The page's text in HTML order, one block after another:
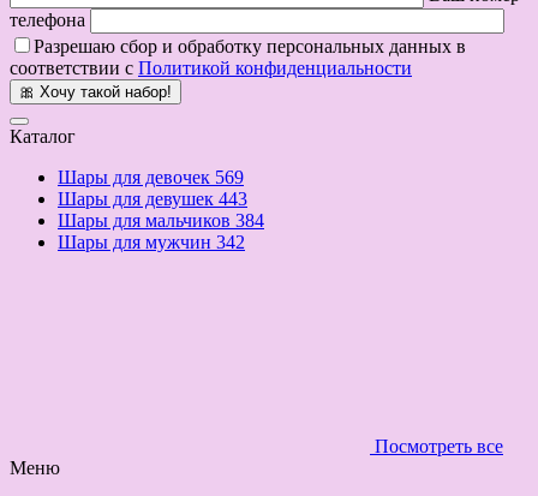
телефона
Разрешаю сбор и обработку персональных данных в
соответствии с Политикой конфиденциальности
🎀 Хочу такой набор!
Каталог
Шары для девочек 569
Шары для девушек 443
Шары для мальчиков 384
Шары для мужчин 342
Посмотреть все
Меню